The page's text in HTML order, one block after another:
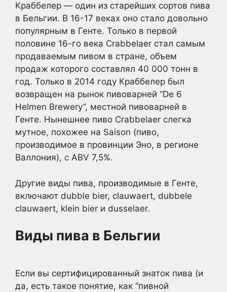
Краббелер — один из старейших сортов пива
в Бельгии. В 16-17 веках оно стало довольно
популярным в Генте. Только в первой
половине 16-го века Crabbelaer стал самым
продаваемым пивом в стране, объем
продаж которого составлял 40 000 тонн в
год. Только в 2014 году Краббелер был
возвращен на рынок пивоварней “De 6
Helmen Brewery”, местной пивоварней в
Генте. Нынешнее пиво Crabbelaer слегка
мутное, похожее на Saison (пиво,
производимое в провинции Эно, в регионе
Валлония), с ABV 7,5%.
Другие виды пива, производимые в Генте,
включают dubble bier, clauwaert, dubbele
clauwaert, klein bier и dusselaer.
Виды пива в Бельгии
Если вы сертифицированный знаток пива (и
да, есть такое понятие, как “пивной